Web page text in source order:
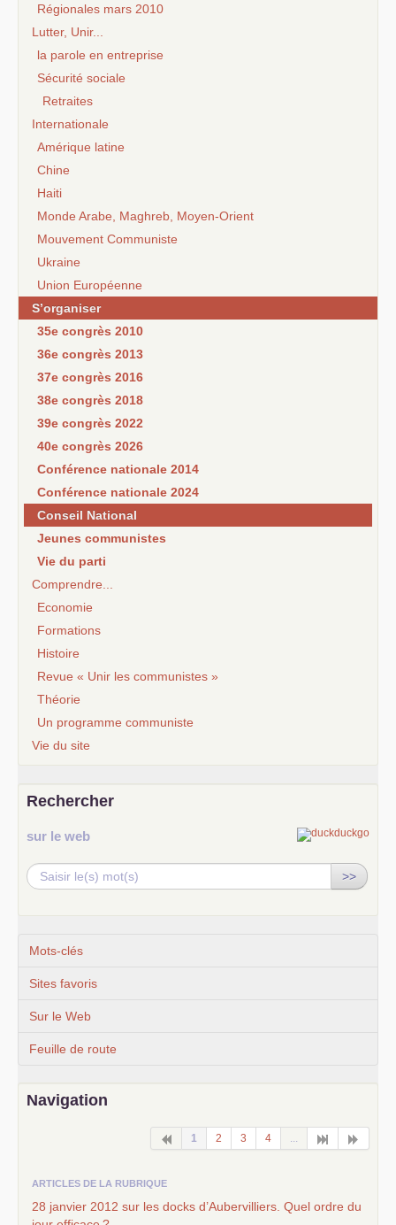
Régionales mars 2010
Lutter, Unir...
la parole en entreprise
Sécurité sociale
Retraites
Internationale
Amérique latine
Chine
Haiti
Monde Arabe, Maghreb, Moyen-Orient
Mouvement Communiste
Ukraine
Union Européenne
S’organiser
35e congrès 2010
36e congrès 2013
37e congrès 2016
38e congrès 2018
39e congrès 2022
40e congrès 2026
Conférence nationale 2014
Conférence nationale 2024
Conseil National
Jeunes communistes
Vie du parti
Comprendre...
Economie
Formations
Histoire
Revue « Unir les communistes »
Théorie
Un programme communiste
Vie du site
Rechercher
sur le web
>>
Mots-clés
Sites favoris
Sur le Web
Feuille de route
Navigation
1 2 3 4
ARTICLES DE LA RUBRIQUE
28 janvier 2012 sur les docks d’Aubervilliers. Quel ordre du